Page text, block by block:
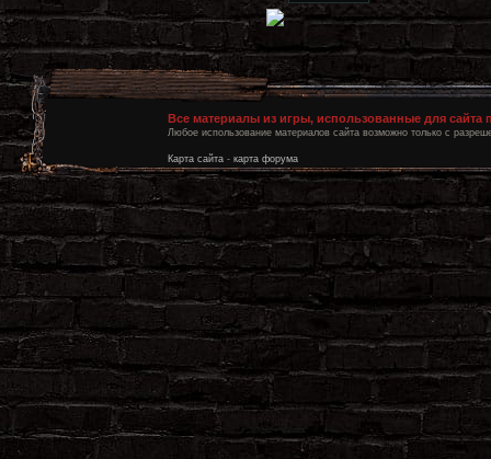
Все материалы из игры, использованные для сайта
Любое использование материалов сайта возможно только с
Карта сайта - карта форума